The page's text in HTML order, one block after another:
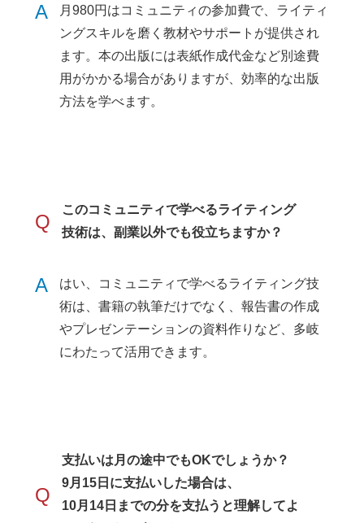
A
月980円はコミュニティの参加費で、ライティ
ングスキルを磨く教材やサポートが提供され
ます。本の出版には表紙作成代金など別途費
用がかかる場合がありますが、効率的な出版
方法を学べます。
Q
このコミュニティで学べるライティング
技術は、副業以外でも役立ちますか？
A
はい、コミュニティで学べるライティング技
術は、書籍の執筆だけでなく、報告書の作成
やプレゼンテーションの資料作りなど、多岐
にわたって活用できます。
Q
支払いは月の途中でもOKでしょうか？
9月15日に支払いした場合は、
10月14日までの分を支払うと理解してよ